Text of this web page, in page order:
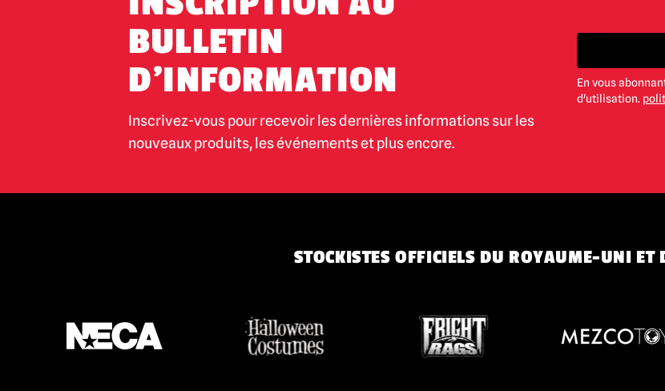
BULLETIN
D'INFORMATION
Inscrivez-vous pour recevoir les dernières informations sur les
nouveaux produits, les événements et plus encore.
En vous
d'utilisation.
STOCKISTES OFFICIELS DU ROYAUME-UNI ET